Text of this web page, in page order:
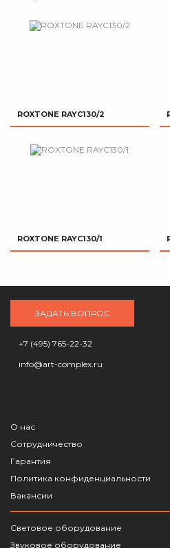
ROXTONE RAYC130/2
ROXTONE RAYC130/1
ЗАДАТЬ ВОПРОС
+7 (495) 765-22-32
info@art-complex.ru
О нас
Сотрудничество
Гарантия
Политика конфиденциальности
Вакансии
Световое оборудование
Звуковое оборудование